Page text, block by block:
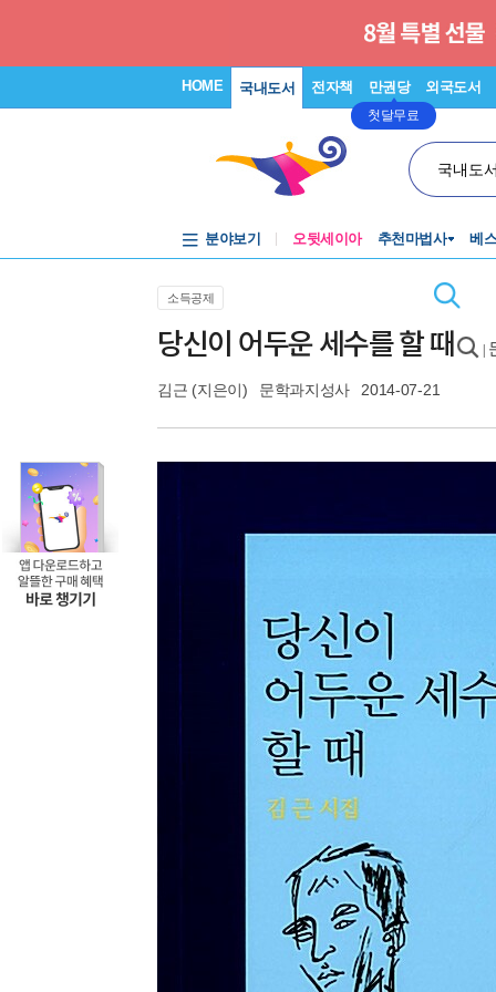
HOME 국내도서 전자책 만권당
첫달무료
외국도서
국내도
분야보기 오뒷세이아 추천마법사 베
소득공제
당신이 어두운 세수를 할 때
김근 (지은이) 문학과지성사 2014-07-21